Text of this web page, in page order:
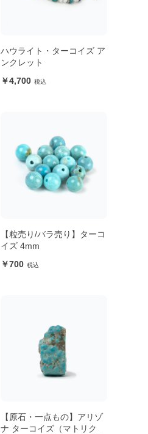
ハウライト・ターコイズ ア
ンクレット
4,700
【粒売り/バラ売り】ターコ
イズ 4mm
700
【原石・一点もの】アリゾ
ナ ターコイズ（マトリク